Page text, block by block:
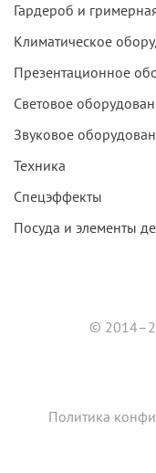
Гардероб и
Климатическое
Презентационное
Световое
Звуковое
Техника
Спецэффекты
Посуда и элементы
©
Политика